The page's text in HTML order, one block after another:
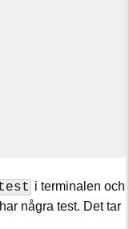
i terminalen och
några test. Det tar